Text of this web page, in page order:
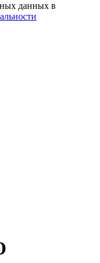
данных в